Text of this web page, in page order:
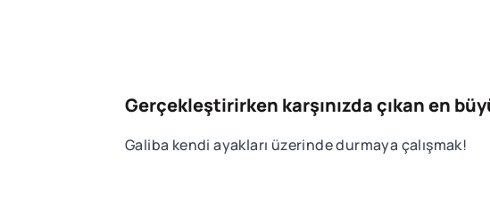
Gerçekleştirirken karşınızda çıkan en
Galiba kendi ayakları üzerinde durmaya çalışmak!